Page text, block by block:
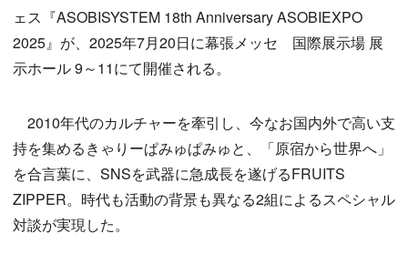
ェス『ASOBISYSTEM 18th Anniversary ASOBIEXPO
2025』が、2025年7月20日に幕張メッセ 国際展示場 展
示ホール 9～11にて開催される。
2010年代のカルチャーを牽引し、今なお国内外で高い支
持を集めるきゃりーぱみゅぱみゅと、「原宿から世界へ」
を合言葉に、SNSを武器に急成長を遂げるFRUITS
ZIPPER。時代も活動の背景も異なる2組によるスペシャル
対談が実現した。